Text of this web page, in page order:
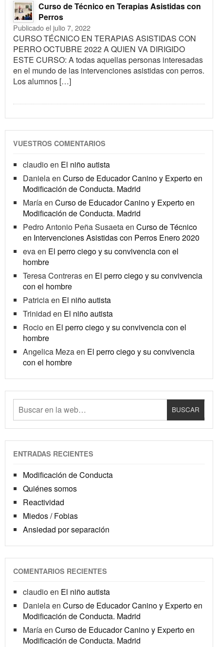
Curso de Técnico en Terapias Asistidas con
Perros
Publicado el julio 7, 2022
CURSO TÉCNICO EN TERAPIAS ASISTIDAS CON
PERRO OCTUBRE 2022 A QUIEN VA DIRIGIDO
ESTE CURSO: A todas aquellas personas interesadas
en el mundo de las intervenciones asistidas con perros.
Los alumnos […]
VUESTROS COMENTARIOS
claudioen El niño autista
Danielaen Curso de Educador Canino y Experto en
Modificación de Conducta. Madrid
Maríaen Curso de Educador Canino y Experto en
Modificación de Conducta. Madrid
Pedro Antonio Peña Susaetaen Curso de Técnico
en Intervenciones Asistidas con Perros Enero 2020
evaen El perro ciego y su convivencia con el
hombre
Teresa Contrerasen El perro ciego y su convivencia
con el hombre
Patriciaen El niño autista
Trinidad en El niño autista
Rocioen El perro ciego y su convivencia con el
hombre
Angelica Mezaen El perro ciego y su convivencia
con el hombre
ENTRADAS RECIENTES
Modificación de Conducta
Quiénes somos
Reactividad
Miedos / Fobias
Ansiedad por separación
COMENTARIOS RECIENTES
claudioen El niño autista
Danielaen Curso de Educador Canino y Experto en
Modificación de Conducta. Madrid
Maríaen Curso de Educador Canino y Experto en
Modificación de Conducta. Madrid